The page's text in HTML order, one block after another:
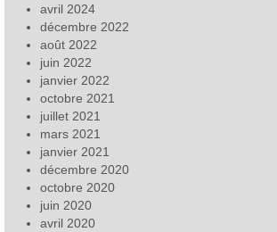
avril 2024
décembre 2022
août 2022
juin 2022
janvier 2022
octobre 2021
juillet 2021
mars 2021
janvier 2021
décembre 2020
octobre 2020
juin 2020
avril 2020